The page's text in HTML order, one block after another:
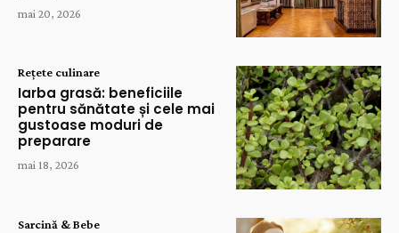
mai 20, 2026
Rețete culinare
Iarba grasă: beneficiile
pentru sănătate și cele mai
gustoase moduri de
preparare
mai 18, 2026
Sarcină & Bebe